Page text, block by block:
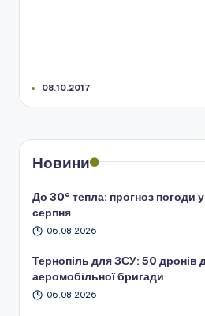
08.10.2017
Новини
До 30° тепла: прогноз погоди
серпня
06.08.2026
Тернопіль для ЗСУ: 50 дронів
аеромобільної бригади
06.08.2026